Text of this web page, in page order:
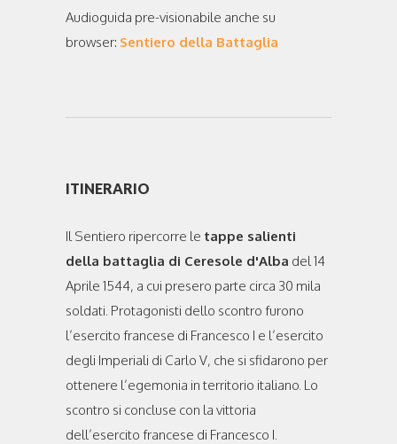
Audioguida pre-visionabile anche su
browser: Sentiero della Battaglia
ITINERARIO
Il Sentiero ripercorre le tappe salienti
della battaglia di Ceresole d'Alba del 14
Aprile 1544, a cui presero parte circa 30 mila
soldati. Protagonisti dello scontro furono
l’esercito francese di Francesco I e l’esercito
degli Imperiali di Carlo V, che si sfidarono per
ottenere l’egemonia in territorio italiano. Lo
scontro si concluse con la vittoria
dell’esercito francese di Francesco I.